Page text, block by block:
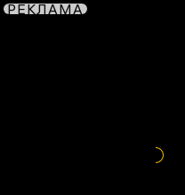
РЕКЛАМА